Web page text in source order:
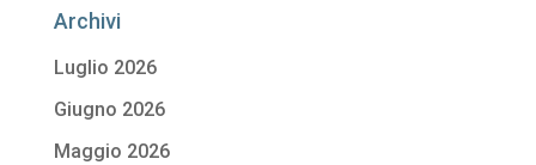
Archivi
Luglio 2026
Giugno 2026
Maggio 2026